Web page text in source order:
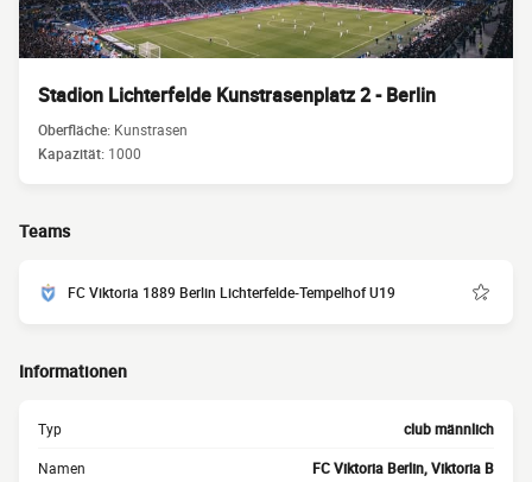
Stadion Lichterfelde Kunstrasenplatz 2 - Berlin
Oberfläche: Kunstrasen
Kapazität: 1000
Teams
FC Viktoria 1889 Berlin Lichterfelde-Tempelhof U19
Informationen
Typ club männlich
Namen FC Viktoria Berlin, Viktoria B